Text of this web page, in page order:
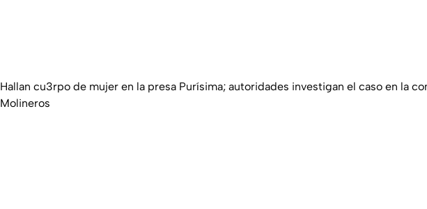
Hallan cu3rpo de mujer en la presa Purísima; autoridades investigan el caso en la
Molineros